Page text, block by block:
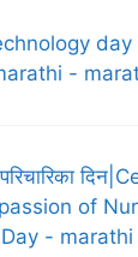
-
परिचारिका
of
- marathi